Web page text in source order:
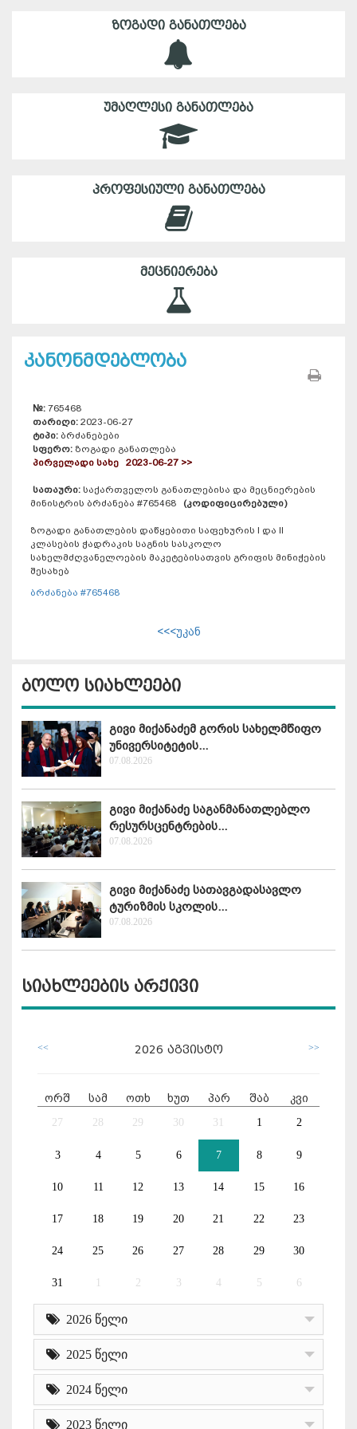
ᲖᲝᲒᲐᲓᲘ ᲒᲐᲜᲐᲗᲚᲔᲑᲐ
ᲣᲛᲐᲦᲚᲔᲡᲘ ᲒᲐᲜᲐᲗᲚᲔᲑᲐ
ᲞᲠᲝᲤᲔᲡᲘᲣᲚᲘ ᲒᲐᲜᲐᲗᲚᲔᲑᲐ
ᲛᲔᲪᲜᲘᲔᲠᲔᲑᲐ
კანონმდებლობა
№: 765468
თარიღი: 2023-06-27
ტიპი: ბრძანებები
სფერო: ზოგადი განათლება
პირველადი სახე 2023-06-27 >>
სათაური: საქართველოს განათლებისა და მეცნიერების
მინისტრის ბრძანება #765468 (კოდიფიცირებული)
ზოგადი განათლების დაწყებითი საფეხურის I და II
კლასების ჭადრაკის საგნის სასკოლო
სახელმძღვანელოების მაკეტებისათვის გრიფის მინიჭების
შესახებ
ბრძანება #765468
<<<უკან
ბოლო სიახლეები
გივი მიქანაძემ გორის სახელმწიფო
უნივერსიტეტის...
07.08.2026
გივი მიქანაძე საგანმანათლებლო
რესურსცენტრების...
07.08.2026
გივი მიქანაძე სათავგადასავლო
ტურიზმის სკოლის...
07.08.2026
სიახლეების არქივი
<< 2026 აგვისტო >>
ორშ სამ ოთხ ხუთ პარ შაბ კვი
27 28 29 30 31 1 2
3 4 5 6 7 8 9
10 11 12 13 14 15 16
17 18 19 20 21 22 23
24 25 26 27 28 29 30
31 2 3 4 5 6
2026 წელი
2025 წელი
2024 წელი
2023 წელი